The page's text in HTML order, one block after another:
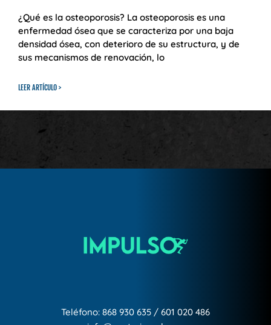
¿Qué es la osteoporosis? La osteoporosis es una
enfermedad ósea que se caracteriza por una baja
densidad ósea, con deterioro de su estructura, y de
sus mecanismos de renovación, lo
LEER ARTÍCULO >
Teléfono: 868 930 635 / 601 020 486